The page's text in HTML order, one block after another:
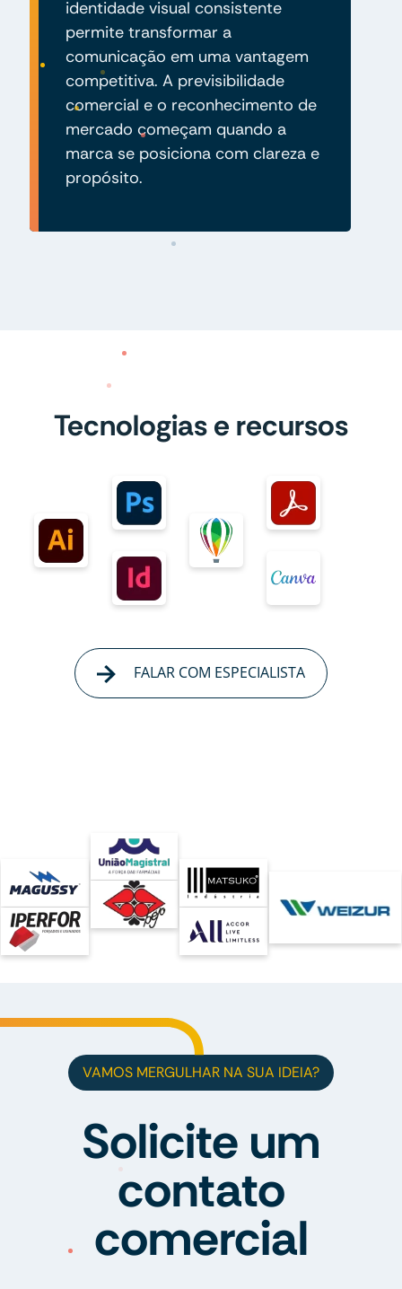
identidade visual consistente
permite transformar a
comunicação em uma vantagem
competitiva. A previsibilidade
comercial e o reconhecimento de
mercado começam quando a
marca se posiciona com clareza e
propósito.
Tecnologias e recursos
FALAR COM ESPECIALISTA
VAMOS MERGULHAR NA SUA IDEIA?
Solicite um
contato
comercial